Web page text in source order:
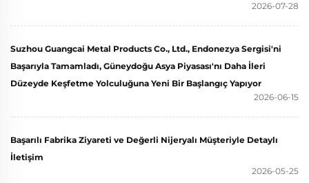
2026-07-28
Suzhou Guangcai Metal Products Co., Ltd., Endonezya Sergisi'ni
Başarıyla Tamamladı, Güneydoğu Asya Piyasası'nı Daha İleri
Düzeyde Keşfetme Yolculuğuna Yeni Bir Başlangıç Yapıyor
2026-06-15
Başarılı Fabrika Ziyareti ve Değerli Nijeryalı Müşteriyle Detaylı
İletişim
2026-05-25